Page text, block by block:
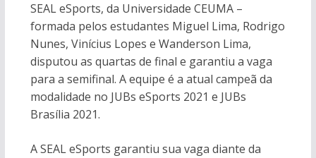
SEAL eSports, da Universidade CEUMA –
formada pelos estudantes Miguel Lima, Rodrigo
Nunes, Vinícius Lopes e Wanderson Lima,
disputou as quartas de final e garantiu a vaga
para a semifinal. A equipe é a atual campeã da
modalidade no JUBs eSports 2021 e JUBs
Brasília 2021.
A SEAL eSports garantiu sua vaga diante da